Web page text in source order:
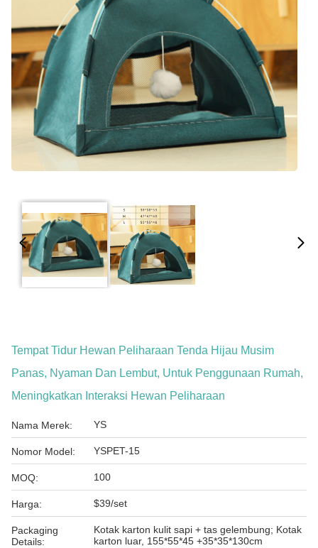
Tempat Tidur Hewan Peliharaan Tenda Hijau Musim
Panas, Nyaman Dan Lembut, Untuk Penggunaan Rumah,
Meningkatkan Interaksi Hewan Peliharaan
Nama Merek: YS
Nomor Model: YSPET-15
MOQ: 100
Harga: $39/set
Packaging
Details:
Kotak karton kulit sapi + tas gelembung; Kotak
karton luar, 155*55*45 +35*35*130cm